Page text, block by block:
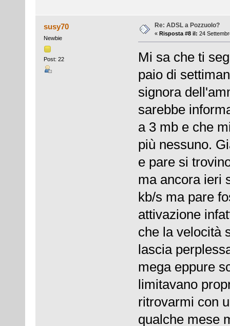
susy70
Newbie
Post: 22
Re: ADSL a Pozzuolo?
« Risposta #8 il: 24
Mi sa che ti
paio di
signora
sarebbe
a 3 mb e che
più nessuno.
e pare si
ma ancora ieri
kb/s ma pare
attivazione
che la velocità
lascia
mega eppure
limitavano
ritrovarmi con
qualche mese